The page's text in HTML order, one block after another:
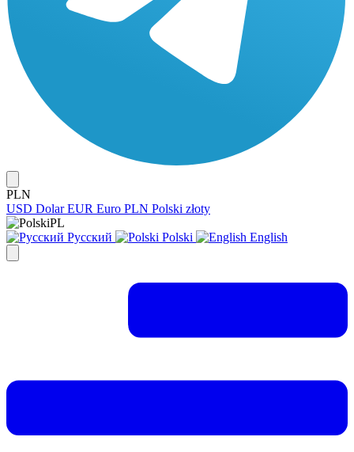
PLN
USD Dolar EUR Euro PLN Polski złoty
PL
Русский
Polski English